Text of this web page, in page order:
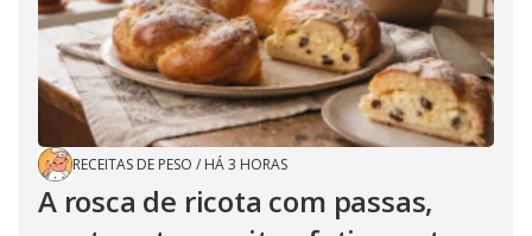
RECEITAS DE PESO / HÁ 3 HORAS
A rosca de ricota com passas,